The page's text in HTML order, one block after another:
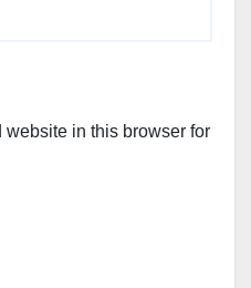
in this browser for